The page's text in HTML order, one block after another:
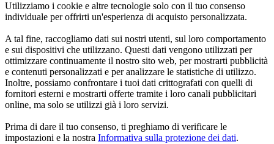
Utilizziamo i cookie e altre tecnologie solo con il tuo consenso
individuale per offrirti un'esperienza di acquisto personalizzata.
A tal fine, raccogliamo dati sui nostri utenti, sul loro comportamento
e sui dispositivi che utilizzano. Questi dati vengono utilizzati per
ottimizzare continuamente il nostro sito web, per mostrarti pubblicità
e contenuti personalizzati e per analizzare le statistiche di utilizzo.
Inoltre, possiamo confrontare i tuoi dati crittografati con quelli di
fornitori esterni e mostrarti offerte tramite i loro canali pubblicitari
online, ma solo se utilizzi già i loro servizi.
Prima di dare il tuo consenso, ti preghiamo di verificare le
impostazioni e la nostra Informativa sulla protezione dei dati.